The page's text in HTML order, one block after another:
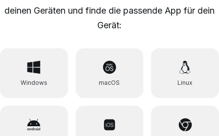
deinen Geräten und finde die passende App für dein
Gerät:
Windows macOS Linux